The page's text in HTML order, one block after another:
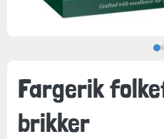
Fargerik
brikker